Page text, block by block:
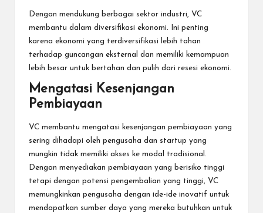
Dengan mendukung berbagai sektor industri, VC
membantu dalam diversifikasi ekonomi. Ini penting
karena ekonomi yang terdiversifikasi lebih tahan
terhadap guncangan eksternal dan memiliki kemampuan
lebih besar untuk bertahan dan pulih dari resesi ekonomi.
Mengatasi Kesenjangan
Pembiayaan
VC membantu mengatasi kesenjangan pembiayaan yang
sering dihadapi oleh pengusaha dan startup yang
mungkin tidak memiliki akses ke modal tradisional.
Dengan menyediakan pembiayaan yang berisiko tinggi
tetapi dengan potensi pengembalian yang tinggi, VC
memungkinkan pengusaha dengan ide-ide inovatif untuk
mendapatkan sumber daya yang mereka butuhkan untuk